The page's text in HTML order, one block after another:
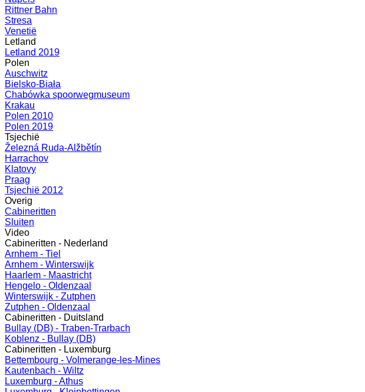
Rittner Bahn
Stresa
Venetië
Letland
Letland 2019
Polen
Auschwitz
Bielsko-Biała
Chabówka spoorwegmuseum
Krakau
Polen 2010
Polen 2019
Tsjechië
Železná Ruda-Alžbětín
Harrachov
Klatovy
Praag
Tsjechië 2012
Overig
Cabineritten
Sluiten
Video
Cabineritten - Nederland
Arnhem - Tiel
Arnhem - Winterswijk
Haarlem - Maastricht
Hengelo - Oldenzaal
Winterswijk - Zutphen
Zutphen - Oldenzaal
Cabineritten - Duitsland
Bullay (DB) - Traben-Trarbach
Koblenz - Bullay (DB)
Cabineritten - Luxemburg
Bettembourg - Volmerange-les-Mines
Kautenbach - Wiltz
Luxemburg - Athus